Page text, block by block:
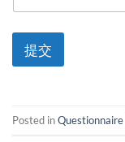
提交
Posted inQuestionnaire